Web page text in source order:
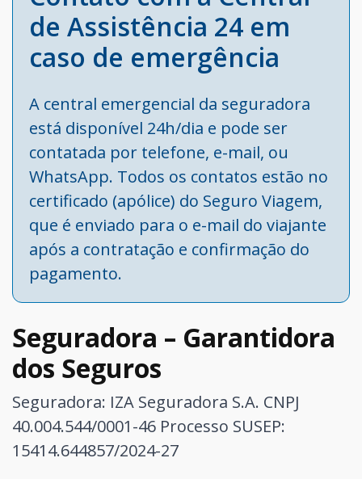
de Assistência 24 em
caso de emergência
A central emergencial da seguradora
está disponível 24h/dia e pode ser
contatada por telefone, e-mail, ou
WhatsApp. Todos os contatos estão no
certificado (apólice) do Seguro Viagem,
que é enviado para o e-mail do viajante
após a contratação e confirmação do
pagamento.
Seguradora – Garantidora
dos Seguros
Seguradora: IZA Seguradora S.A. CNPJ
40.004.544/0001-46 Processo SUSEP:
15414.644857/2024-27